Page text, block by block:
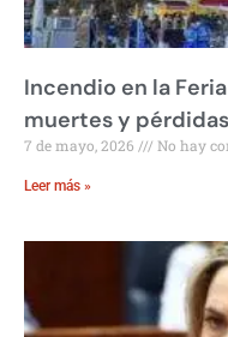
Incendio en la
muertes y pérdidas
7 de mayo, 2026 No hay
Leer más »